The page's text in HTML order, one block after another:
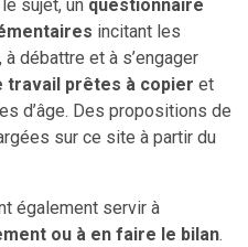
sujet, un questionnaire
incitant les
débattre et à s’engager
travail prêtes à copier et
d’âge. Des propositions de
sur ce site à partir du
également servir à
ou à en faire le bilan.